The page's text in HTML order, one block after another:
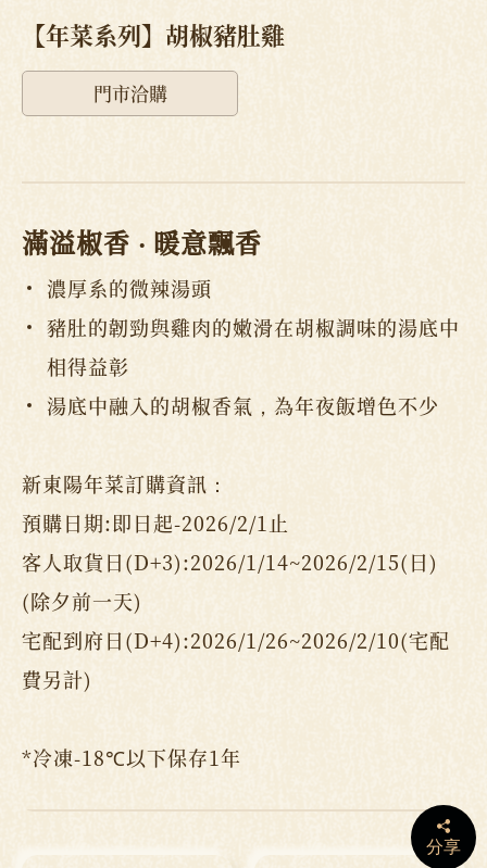
【年菜系列】胡椒豬肚雞
門市洽購
分享
滿溢椒香 ‧ 暖意飄香
濃厚系的微辣湯頭
豬肚的韌勁與雞肉的嫩滑在胡椒調味的湯底中
相得益彰
湯底中融入的胡椒香氣，為年夜飯增色不少
新東陽年菜訂購資訊：
預購日期:即日起-2026/2/1止
客人取貨日(D+3):2026/1/14~2026/2/15(日)
(除夕前一天)
宅配到府日(D+4):2026/1/26~2026/2/10(宅配
費另計)
*冷凍-18℃以下保存1年